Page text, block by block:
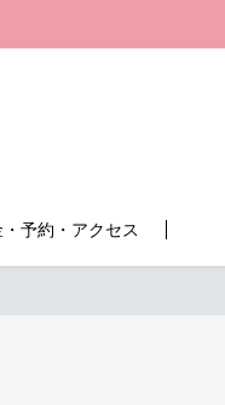
予約・アクセス